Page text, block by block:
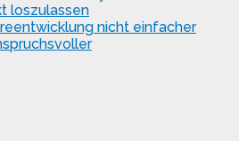
loszulassen
nicht einfacher